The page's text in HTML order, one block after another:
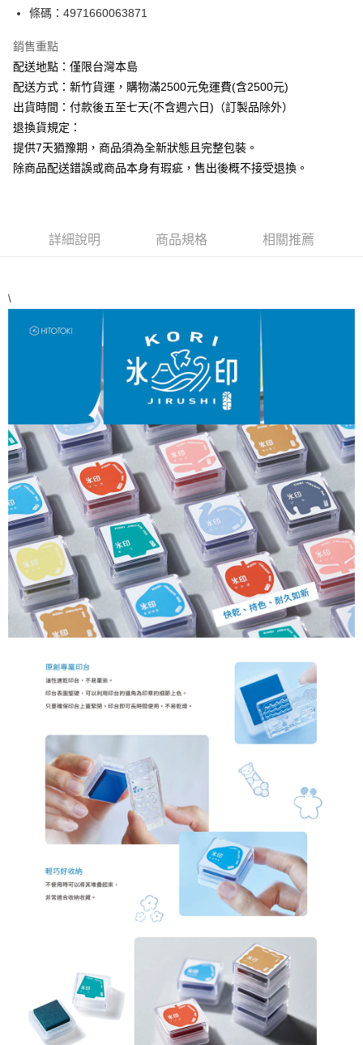
下單前請先詢問庫存
每筆NT$130，滿NT$2,500(含以上)免運費
條碼：4971660063871
銷售重點
配送地點：僅限台灣本島
配送方式：新竹貨運，購物滿2500元免運費(含2500元)
出貨時間：付款後五至七天(不含週六日)（訂製品除外）
退換貨規定：
提供7天猶豫期，商品須為全新狀態且完整包裝。
除商品配送錯誤或商品本身有瑕疵，售出後概不接受退換。
詳細說明 商品規格 相關推薦
\